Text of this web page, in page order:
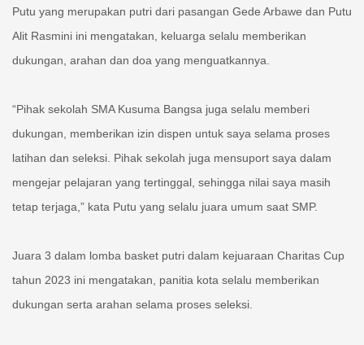
Putu yang merupakan putri dari pasangan Gede Arbawe dan Putu
Alit Rasmini ini mengatakan, keluarga selalu memberikan
dukungan, arahan dan doa yang menguatkannya.
“Pihak sekolah SMA Kusuma Bangsa juga selalu memberi
dukungan, memberikan izin dispen untuk saya selama proses
latihan dan seleksi. Pihak sekolah juga mensuport saya dalam
mengejar pelajaran yang tertinggal, sehingga nilai saya masih
tetap terjaga,” kata Putu yang selalu juara umum saat SMP.
Juara 3 dalam lomba basket putri dalam kejuaraan Charitas Cup
tahun 2023 ini mengatakan, panitia kota selalu memberikan
dukungan serta arahan selama proses seleksi.